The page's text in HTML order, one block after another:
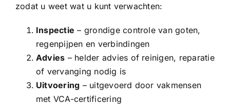
zodat u weet wat u kunt verwachten:
Inspectie – grondige controle van goten,
regenpijpen en verbindingen
Advies – helder advies of reinigen, reparatie
of vervanging nodig is
Uitvoering – uitgevoerd door vakmensen
met VCA-certificering